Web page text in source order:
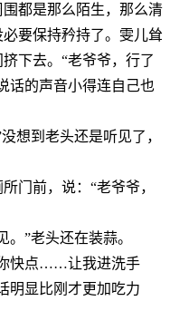
都是那么陌生，那么清
要保持矜持了。雯儿耸
下去。“老爷爷，行了
话的声音小得连自己也
想到老头还是听见了，
门前，说：“老爷爷，
”老头还在装蒜。
快点……让我进洗手
明显比刚才更加吃力